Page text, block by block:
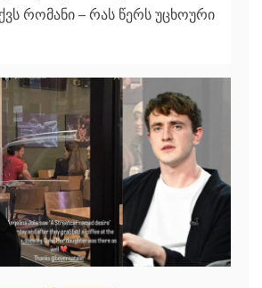
რომანი – რას წერს უცხოური